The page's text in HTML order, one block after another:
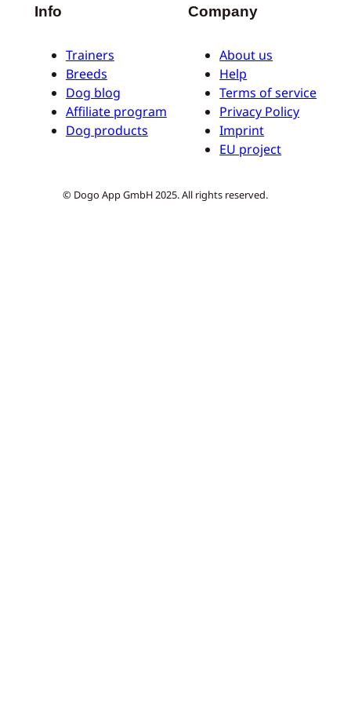
Info
Trainers
Breeds
Dog blog
Affiliate program
Dog products
Company
About us
Help
Terms of service
Privacy Policy
Imprint
EU project
© Dogo App GmbH 2025. All rights reserved.